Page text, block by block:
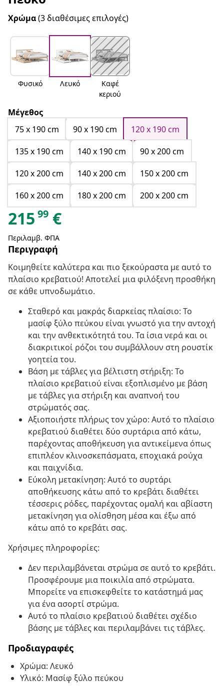
Χρώμα(3 διαθέσιμες επιλογές)
Φυσικό Λευκό
Καφέ
κεριού
Μέγεθος
75 x 190 cm
90 x 190 cm
120 x 190 cm
135 x 190 cm
140 x 190 cm
90 x 200 cm
120 x 200 cm
140 x 200 cm
150 x 200 cm
160 x 200 cm
180 x 200 cm 200 x 200 cm
215 99 €
Περιλαμβ. ΦΠΑ
Περιγραφή
Κοιμηθείτε καλύτερα και πιο ξεκούραστα με αυτό το
πλαίσιο κρεβατιού! Αποτελεί μια φιλόξενη προσθήκη
σε κάθε υπνοδωμάτιο.
Σταθερό και μακράς διαρκείας πλαίσιο: Το
μασίφ ξύλο πεύκου είναι γνωστό για την αντοχή
και την ανθεκτικότητά του. Τα ίσια νερά και οι
διακριτικοί ρόζοι του συμβάλλουν στη ρουστίκ
γοητεία του.
Βάση με τάβλες για βέλτιστη στήριξη: Το
πλαίσιο κρεβατιού είναι εξοπλισμένο με βάση
με τάβλες για στήριξη και αναπνοή του
στρώματός σας.
Αξιοποιήστε πλήρως τον χώρο: Αυτό το πλαίσιο
κρεβατιού διαθέτει δύο συρτάρια από κάτω,
παρέχοντας αποθήκευση για αντικείμενα όπως
επιπλέον κλινοσκεπάσματα, εποχιακά ρούχα
και παιχνίδια.
Εύκολη μετακίνηση: Αυτό το συρτάρι
αποθήκευσης κάτω από το κρεβάτι διαθέτει
τέσσερις ρόδες, παρέχοντας ομαλή και αβίαστη
μετακίνηση για ολίσθηση μέσα και έξω από
κάτω από το κρεβάτι σας.
Χρήσιμες πληροφορίες:
Δεν περιλαμβάνεται στρώμα σε αυτό το κρεβάτι.
Προσφέρουμε μια ποικιλία από στρώματα.
Μπορείτε να επισκεφθείτε το κατάστημά μας
για ένα ασορτί στρώμα.
Αυτό το πλαίσιο κρεβατιού διαθέτει σχέδιο
βάσης με τάβλες και περιλαμβάνει τις τάβλες.
Προδιαγραφές
Χρώμα: Λευκό
Υλικό: Μασίφ ξύλο πεύκου